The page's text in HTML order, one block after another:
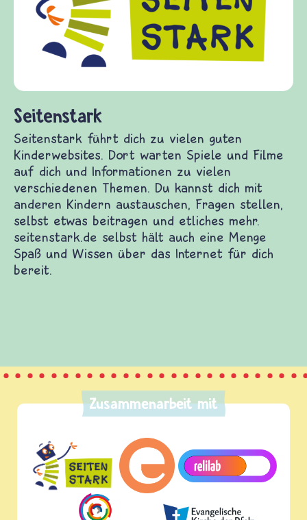
guten Kinderwebsites. Dort warten Spiele
zu vielen verschiedenen Themen. Du
austauschen, Fragen stellen, selbst etwas
Fragen von Krieg und Frieden,
Gewalt informiert und einen
diesem Themenbereich
fragen.de bietet Antworten auf
und Frieden, Streit und Gewalt.
Zusammenarbeit mit